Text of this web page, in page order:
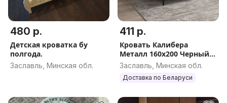
480 р.
Детская кроватка бу
полгода.
Заславль, Минская обл.
411 р.
Кровать Калибера
Металл 160х200 Черный в
наличии
Заславль, Минская обл.
Доставка по Беларуси